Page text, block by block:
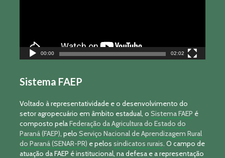
00:00 02:02
Sistema FAEP
Voltado à representatividade e o desenvolvimento do
setor agropecuário em âmbito estadual, o Sistema FAEP é
composto pelaFederação da Agricultura do Estado do
Paraná (FAEP), pelo Serviço Nacional de Aprendizagem Rural
do Paraná (SENAR-PR) e pelos sindicatos rurais. O campo de
atuação da FAEP é institucional, na defesa e a representação